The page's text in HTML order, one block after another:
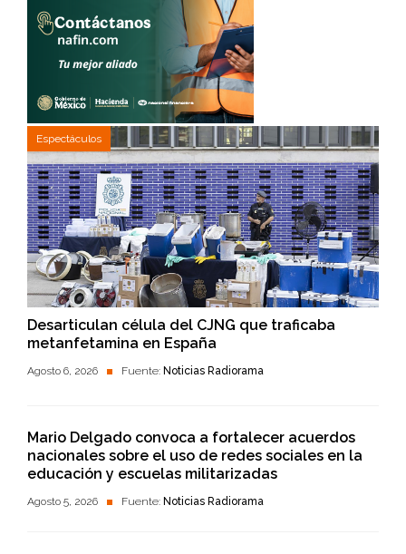
Espectáculos
Desarticulan célula del CJNG que traficaba
metanfetamina en España
Agosto 6, 2026 Fuente: Noticias Radiorama
Mario Delgado convoca a fortalecer acuerdos
nacionales sobre el uso de redes sociales en la
educación y escuelas militarizadas
Agosto 5, 2026 Fuente: Noticias Radiorama